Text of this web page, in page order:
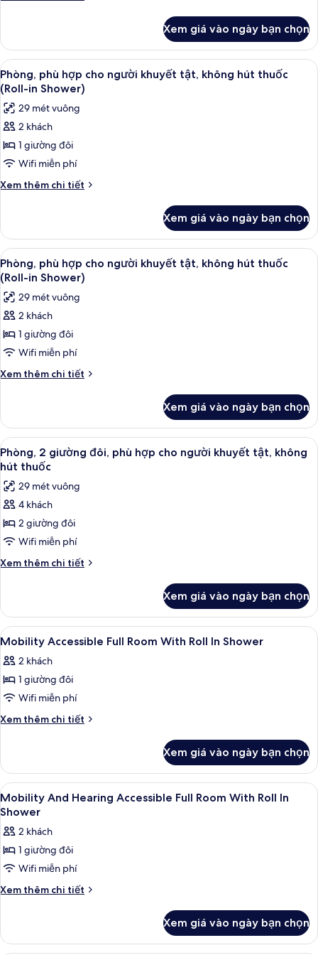
giường
king,
quang
cảnh
sông
Phòng
Deluxe,
1
giường
cỡ
king,
quang
sông
Xem giá vào ngày bạn chọn
Xem
tất
cả
ảnh
Phòng,
phù
hợp
cho
tật,
không
hút
thuốc
(Roll-
in
Shower)
Két bảo mật tại phòng, bàn, khu
4
Phòng, phù hợp cho người khuyết tật, không hút thuốc
(Roll-in Shower)
29 mét vuông
2 khách
1 giường đôi
Wifi miễn phí
Xem thêm chi tiết
Chi
Phòng,
phù
hợp
cho
người
khuyết
tật,
hút
thuốc
in
Xem giá vào ngày bạn chọn
Xem
tất
cả
ảnh
Phòng,
phù
hợp
cho
tật,
không
hút
thuốc
(Roll-
in
Shower)
Két bảo mật tại phòng, bàn, khu
4
Phòng, phù hợp cho người khuyết tật, không hút thuốc
(Roll-in Shower)
29 mét vuông
2 khách
1 giường đôi
Wifi miễn phí
Xem thêm chi tiết
Chi
Phòng,
phù
hợp
cho
khuyết
tật,
hút
thuốc
in
Xem giá vào ngày bạn chọn
Xem
tất
cả
ảnh
Phòng,
2
giường
đôi,
cho
người
khuyết
tật,
không
hút
thuốc
Két bảo mật tại phòng, bàn, khu
4
Phòng, 2 giường đôi, phù hợp cho người khuyết tật, không
hút thuốc
29 mét vuông
4 khách
2 giường đôi
Wifi miễn phí
Xem thêm chi tiết
Chi
Phòng,
giường
phù
hợp
người
khuyết
tật,
thuốc
Xem giá vào ngày bạn chọn
Xem
tất
cả
ảnh
Mobility
Accessible
With
Roll
In
Shower
Két bảo mật tại phòng, bàn, khu
4
Mobility Accessible Full Room With Roll In Shower
2 khách
1 giường đôi
Wifi miễn phí
Xem thêm chi tiết
Chi
Mobility
Accessible
Full
Room
Roll
In
Shower
Xem giá vào ngày bạn chọn
Xem
tất
cả
ảnh
Mobility
And
Hearing
Room
Két bảo mật tại phòng, bàn, khu
4
Mobility And Hearing Accessible Full Room With Roll In
Shower
2 khách
1 giường đôi
Wifi miễn phí
Xem thêm chi tiết
Chi
Mobility
Xem giá vào ngày bạn chọn